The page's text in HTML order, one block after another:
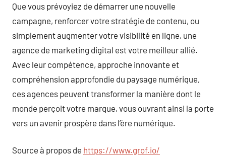
Que vous prévoyiez de démarrer une nouvelle
campagne, renforcer votre stratégie de contenu, ou
simplement augmenter votre visibilité en ligne, une
agence de marketing digital est votre meilleur allié.
Avec leur compétence, approche innovante et
compréhension approfondie du paysage numérique,
ces agences peuvent transformer la manière dont le
monde perçoit votre marque, vous ouvrant ainsi la porte
vers un avenir prospère dans l’ère numérique.
Source à propos de https://www.grof.io/